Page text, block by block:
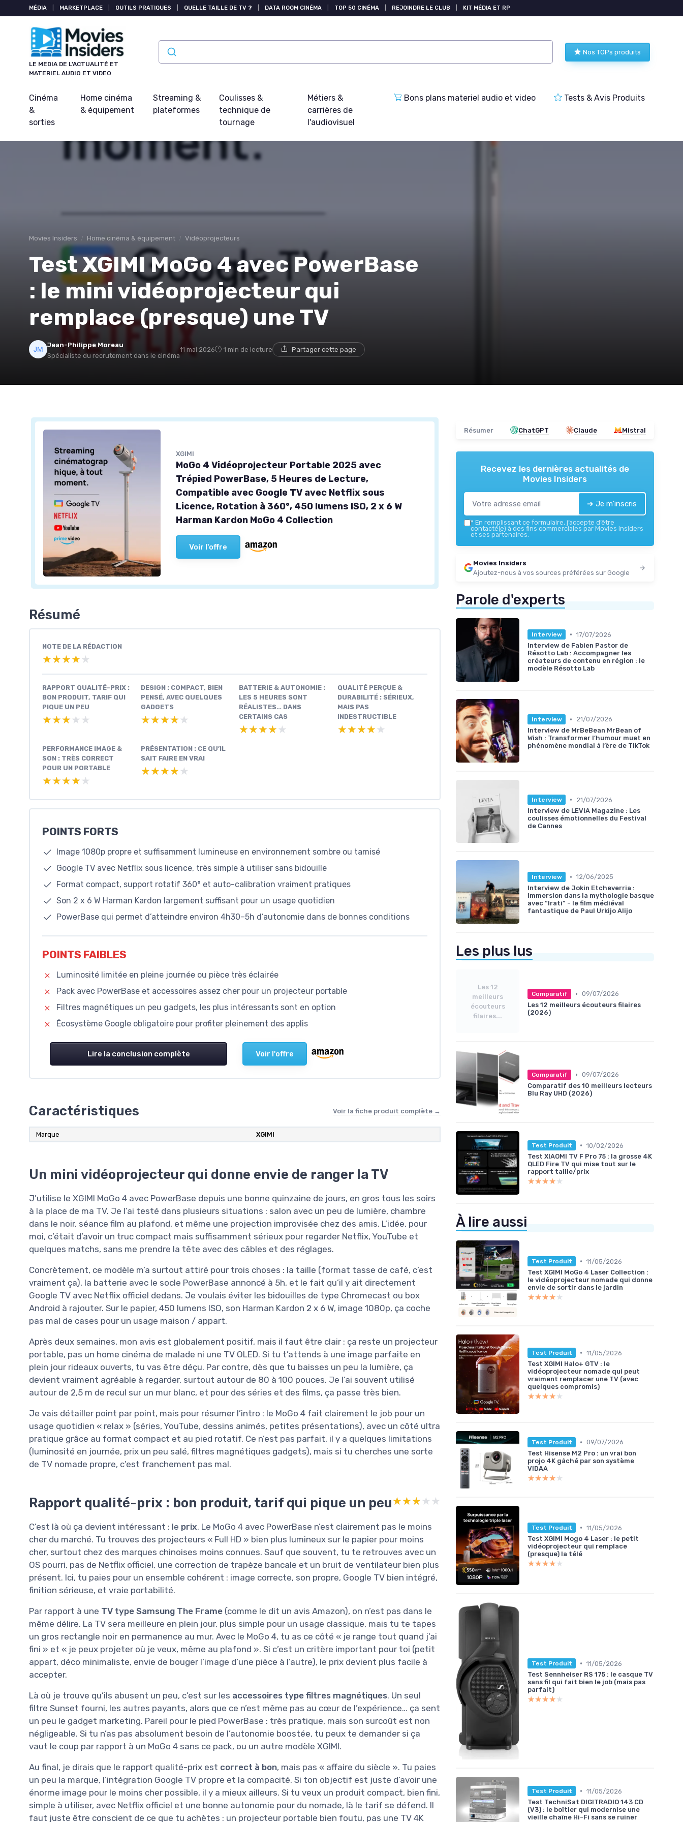
MÉDIA MARKETPLACE OUTILS PRATIQUES QUELLE TAILLE DE TV ? DATA ROOM CINÉMA TOP 50 CINÉMA REJOINDRE LE CLUB KIT MÉDIA ET RP
LE MEDIA DE L'ACTUALITÉ ET
MATERIEL AUDIO ET VIDEO
Nos TOPs produits
Cinéma
&
sorties
Home cinéma
& équipement
Streaming &
plateformes
Coulisses &
technique de
tournage
Métiers &
carrières de
l'audiovisuel
Bons plans materiel audio et video Tests & Avis Produits
Movies Insiders Home cinéma & équipement Vidéoprojecteurs
Test XGIMI MoGo 4 avec PowerBase
: le mini vidéoprojecteur qui
remplace (presque) une TV
Jean-Philippe Moreau
Spécialiste du recrutement dans le cinéma
11 mai 2026 1 min de lecture Partager cette page
XGIMI
MoGo 4 Vidéoprojecteur Portable 2025 avec
Trépied PowerBase, 5 Heures de Lecture,
Compatible avec Google TV avec Netflix sous
Licence, Rotation à 360°, 450 lumens ISO, 2 x 6 W
Harman Kardon MoGo 4 Collection
Voir l'offre
Résumé
NOTE DE LA RÉDACTION
★★★★★
★★★★★
RAPPORT QUALITÉ-PRIX :
BON PRODUIT, TARIF QUI
PIQUE UN PEU
★★★★★
★★★★★
DESIGN : COMPACT, BIEN
PENSÉ, AVEC QUELQUES
GADGETS
★★★★★
★★★★★
BATTERIE & AUTONOMIE :
LES 5 HEURES SONT
RÉALISTES… DANS
CERTAINS CAS
★★★★★
★★★★★
QUALITÉ PERÇUE &
DURABILITÉ : SÉRIEUX,
MAIS PAS
INDESTRUCTIBLE
★★★★★
★★★★★
PERFORMANCE IMAGE &
SON : TRÈS CORRECT
POUR UN PORTABLE
★★★★★
★★★★★
PRÉSENTATION : CE QU’IL
SAIT FAIRE EN VRAI
★★★★★
★★★★★
POINTS FORTS
Image 1080p propre et suffisamment lumineuse en environnement sombre ou tamisé
Google TV avec Netflix sous licence, très simple à utiliser sans bidouille
Format compact, support rotatif 360° et auto-calibration vraiment pratiques
Son 2 x 6 W Harman Kardon largement suffisant pour un usage quotidien
PowerBase qui permet d’atteindre environ 4h30–5h d’autonomie dans de bonnes conditions
POINTS FAIBLES
Luminosité limitée en pleine journée ou pièce très éclairée
Pack avec PowerBase et accessoires assez cher pour un projecteur portable
Filtres magnétiques un peu gadgets, les plus intéressants sont en option
Écosystème Google obligatoire pour profiter pleinement des applis
Lire la conclusion complète Voir l'offre
Caractéristiques Voir la fiche produit complète →
Marque XGIMI
Un mini vidéoprojecteur qui donne envie de ranger la TV
J’utilise le XGIMI MoGo 4 avec PowerBase depuis une bonne quinzaine de jours, en gros tous les soirs
à la place de ma TV. Je l’ai testé dans plusieurs situations : salon avec un peu de lumière, chambre
dans le noir, séance film au plafond, et même une projection improvisée chez des amis. L’idée, pour
moi, c’était d’avoir un truc compact mais suffisamment sérieux pour regarder Netflix, YouTube et
quelques matchs, sans me prendre la tête avec des câbles et des réglages.
Concrètement, ce modèle m’a surtout attiré pour trois choses : la taille (format tasse de café, c’est
vraiment ça), la batterie avec le socle PowerBase annoncé à 5h, et le fait qu’il y ait directement
Google TV avec Netflix officiel dedans. Je voulais éviter les bidouilles de type Chromecast ou box
Android à rajouter. Sur le papier, 450 lumens ISO, son Harman Kardon 2 x 6 W, image 1080p, ça coche
pas mal de cases pour un usage maison / appart.
Après deux semaines, mon avis est globalement positif, mais il faut être clair : ça reste un projecteur
portable, pas un home cinéma de malade ni une TV OLED. Si tu t’attends à une image parfaite en
plein jour rideaux ouverts, tu vas être déçu. Par contre, dès que tu baisses un peu la lumière, ça
devient vraiment agréable à regarder, surtout autour de 80 à 100 pouces. Je l’ai souvent utilisé
autour de 2,5 m de recul sur un mur blanc, et pour des séries et des films, ça passe très bien.
Je vais détailler point par point, mais pour résumer l’intro : le MoGo 4 fait clairement le job pour un
usage quotidien « relax » (séries, YouTube, dessins animés, petites présentations), avec un côté ultra
pratique grâce au format compact et au pied rotatif. Ce n’est pas parfait, il y a quelques limitations
(luminosité en journée, prix un peu salé, filtres magnétiques gadgets), mais si tu cherches une sorte
de TV nomade propre, c’est franchement pas mal.
Rapport qualité-prix : bon produit, tarif qui pique un peu★★★★★
★★★★★
C’est là où ça devient intéressant : le prix. Le MoGo 4 avec PowerBase n’est clairement pas le moins
cher du marché. Tu trouves des projecteurs « Full HD » bien plus lumineux sur le papier pour moins
cher, surtout chez des marques chinoises moins connues. Sauf que souvent, tu te retrouves avec un
OS pourri, pas de Netflix officiel, une correction de trapèze bancale et un bruit de ventilateur bien plus
présent. Ici, tu paies pour un ensemble cohérent : image correcte, son propre, Google TV bien intégré,
finition sérieuse, et vraie portabilité.
Par rapport à une TV type Samsung The Frame (comme le dit un avis Amazon), on n’est pas dans le
même délire. La TV sera meilleure en plein jour, plus simple pour un usage classique, mais tu te tapes
un gros rectangle noir en permanence au mur. Avec le MoGo 4, tu as ce côté « je range tout quand j’ai
fini » et « je peux projeter où je veux, même au plafond ». Si c’est un critère important pour toi (petit
appart, déco minimaliste, envie de bouger l’image d’une pièce à l’autre), le prix devient plus facile à
accepter.
Là où je trouve qu’ils abusent un peu, c’est sur les accessoires type filtres magnétiques. Un seul
filtre Sunset fourni, les autres payants, alors que ce n’est même pas au cœur de l’expérience… ça sent
un peu le gadget marketing. Pareil pour le pied PowerBase : très pratique, mais son surcoût est non
négligeable. Si tu n’as pas absolument besoin de l’autonomie boostée, tu peux te demander si ça
vaut le coup par rapport à un MoGo 4 sans ce pack, ou un autre modèle XGIMI.
Au final, je dirais que le rapport qualité-prix est correct à bon, mais pas « affaire du siècle ». Tu paies
un peu la marque, l’intégration Google TV propre et la compacité. Si ton objectif est juste d’avoir une
énorme image pour le moins cher possible, il y a mieux ailleurs. Si tu veux un produit compact, bien fini,
simple à utiliser, avec Netflix officiel et une bonne autonomie pour du nomade, là le tarif se défend. Il
faut juste être conscient de ce que tu achètes : un projecteur portable bien foutu, pas une TV 4K
Résumer ChatGPT Claude Mistral
Recevez les dernières actualités de
Movies Insiders
➔ Je m'inscris
* En remplissant ce formulaire, j’accepte d’être
contacté(e) à des fins commerciales par Movies Insiders
et ses partenaires.
Movies Insiders
Ajoutez-nous à vos sources préférées sur Google
Parole d'experts
Interview • 17/07/2026
Interview de Fabien Pastor de
Résotto Lab : Accompagner les
créateurs de contenu en région : le
modèle Résotto Lab
Interview •
21/07/2026
Interview de MrBeBean MrBean of
Wish : Transformer l’humour muet en
phénomène mondial à l’ère de TikTok
Interview •
21/07/2026
Interview de LEVIA Magazine : Les
coulisses émotionnelles du Festival
de Cannes
Interview • 12/06/2025
Interview de Jokin Etcheverria :
Immersion dans la mythologie basque
avec “Irati” - le film médiéval
fantastique de Paul Urkijo Alijo
Les plus lus
Les 12
meilleurs
écouteurs
filaires...
Comparatif • 09/07/2026
Les 12 meilleurs écouteurs filaires
(2026)
Comparatif • 09/07/2026
Comparatif des 10 meilleurs lecteurs
Blu Ray UHD (2026)
Test Produit • 10/02/2026
Test XIAOMI TV F Pro 75 : la grosse 4K
QLED Fire TV qui mise tout sur le
rapport taille/prix
★★★★★
★★★★★
À lire aussi
Test Produit • 11/05/2026
Test XGIMI MoGo 4 Laser Collection :
le vidéoprojecteur nomade qui donne
envie de sortir dans le jardin
★★★★★
★★★★★
Test Produit • 11/05/2026
Test XGIMI Halo+ GTV : le
vidéoprojecteur nomade qui peut
vraiment remplacer une TV (avec
quelques compromis)
★★★★★
★★★★★
Test Produit • 09/07/2026
Test Hisense M2 Pro : un vrai bon
projo 4K gâché par son système
VIDAA
★★★★★
★★★★★
Test Produit • 11/05/2026
Test XGIMI Mogo 4 Laser : le petit
vidéoprojecteur qui remplace
(presque) la télé
★★★★★
★★★★★
Test Produit • 11/05/2026
Test Sennheiser RS 175 : le casque TV
sans fil qui fait bien le job (mais pas
parfait)
★★★★★
★★★★★
Test Produit • 11/05/2026
Test TechniSat DIGITRADIO 143 CD
(V3) : le boîtier qui modernise une
vieille chaîne Hi-Fi sans se ruiner
Panneau de gestion des cookies